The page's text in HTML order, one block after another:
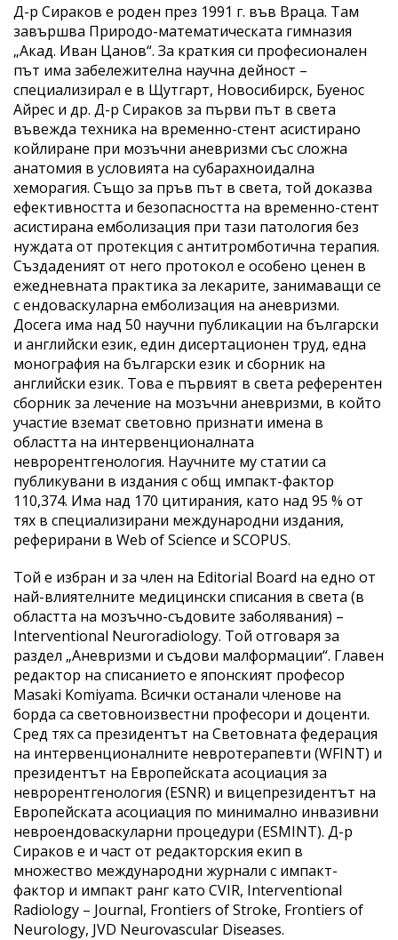
Д-р Сираков е роден през 1991 г. във Враца. Там
завършва Природо-математическата гимназия
„Акад. Иван Цанов“. За краткия си професионален
път има забележителна научна дейност –
специализирал е в Щутгарт, Новосибирск, Буенос
Айрес и др. Д-р Сираков за първи път в света
въвежда техника на временно-стент асистирано
койлиране при мозъчни аневризми със сложна
анатомия в условията на субарахноидална
хеморагия. Също за пръв път в света, той доказва
ефективността и безопасността на временно-стент
асистирана емболизация при тази патология без
нуждата от протекция с антитромботична терапия.
Създаденият от него протокол е особено ценен в
ежедневната практика за лекарите, занимаващи се
с ендоваскуларна емболизация на аневризми.
Досега има над 50 научни публикации на български
и английски език, един дисертационен труд, една
монография на български език и сборник на
английски език. Това е първият в света референтен
сборник за лечение на мозъчни аневризми, в който
участие вземат световно признати имена в
областта на интервенционалната
неврорентгенология. Научните му статии са
публикувани в издания с общ импакт-фактор
110,374. Има над 170 цитирания, като над 95 % от
тях в специализирани международни издания,
реферирани в Web of Science и SCOPUS.
Той е избран и за член на Editorial Board на едно от
най-влиятелните медицински списания в света (в
областта на мозъчно-съдовите заболявания) –
Interventional Neuroradiology. Той отговаря за
раздел „Аневризми и съдови малформации“. Главен
редактор на списанието е японският професор
Masaki Komiyama. Всички останали членове на
борда са световноизвестни професори и доценти.
Сред тях са президентът на Световната федерация
на интервенционалните невротерапевти (WFINT) и
президентът на Европейската асоциация за
неврорентгенология (ESNR) и вицепрезидентът на
Европейската асоциация по минимално инвазивни
невроендоваскуларни процедури (ESMINT). Д-р
Сираков е и част от редакторския екип в
множество международни журнали с импакт-
фактор и импакт ранг като CVIR, Interventional
Radiology – Journal, Frontiers of Stroke, Frontiers of
Neurology, JVD Neurovascular Diseases.